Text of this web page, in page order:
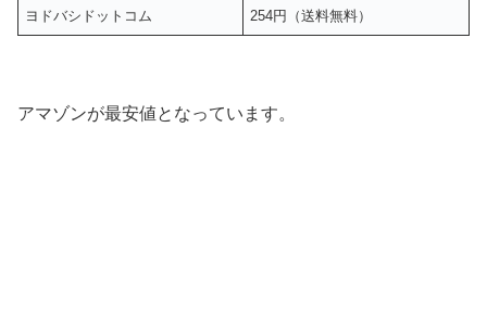
ヨドバシドットコム 254円（送料無料）
アマゾンが最安値となっています。